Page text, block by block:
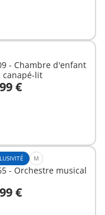
- Chambre d'enfant
canapé-lit
€
panier
M
- Orchestre musical
€
panier